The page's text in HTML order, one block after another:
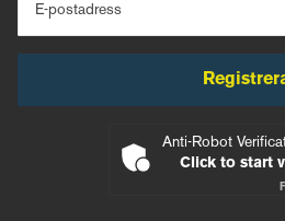
E-postadress
Anti-Robot
Click to start